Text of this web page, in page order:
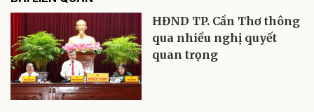
HĐND TP. Cần Thơ thông
qua nhiều nghị quyết
quan trọng